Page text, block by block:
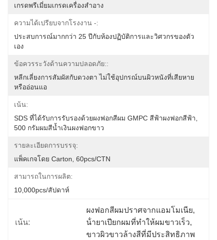
เกรดพรีเมี่ยมเกรดเครื่องสำอาง
ความได้เปรียบจากโรงงาน -:
ประสบการณ์มากกว่า 25 ปีกับห้องปฏิบัติการและวิศวกรของตัว
เอง
ข้อควรระวังด้านความปลอดภัย::
หลีกเลี่ยงการสัมผัสกับดวงตา ไม่ใช้อุปกรณ์บนผิวหนังที่เสียหาย
หรืออ่อนแอ
เน้น:
SDS ที่ได้รับการรับรองด้วยผงฟอกสีผม GMPC สีฟ้าผงฟอกสีฟ้า,
500 กรัมผมสีน้ำเงินผงฟอกขาว
รายละเอียดการบรรจุ:
แพ็คเกจโดย Carton, 60pcs/CTN
สามารถในการผลิต:
10,000pcs/สัปดาห์
เน้น:
ผงฟอกสีผมปราศจากแอมโมเนีย,
น้ํายาเปียกผมที่ทําให้ผมขาวเร็ว,
ขาวผิวขาวล้างสีที่มีประสิทธิภาพ